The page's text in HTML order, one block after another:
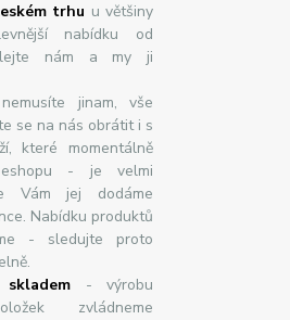
trhu u většiny
nabídku od
nám a my ji
jinam, vše
se na nás obrátit i s
které momentálně
- je velmi
Vám jej dodáme
Nabídku produktů
- sledujte proto
- výrobu
zvládneme